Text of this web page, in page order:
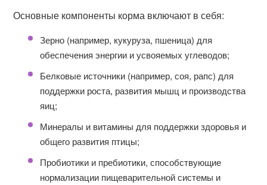
Основные компоненты корма включают в себя:
Зерно (например, кукуруза, пшеница) для
обеспечения энергии и усвояемых углеводов;
Белковые источники (например, соя, рапс) для
поддержки роста, развития мышц и производства
яиц;
Минералы и витамины для поддержки здоровья и
общего развития птицы;
Пробиотики и пребиотики, способствующие
нормализации пищеварительной системы и